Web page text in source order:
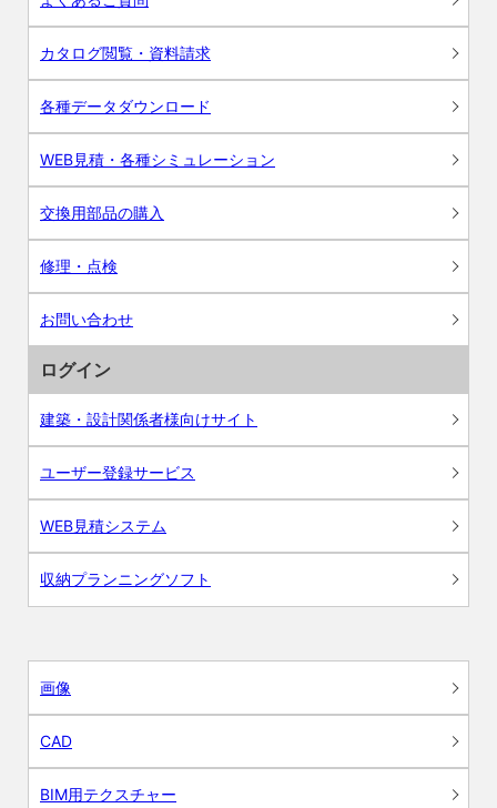
カタログ閲覧・資料請求
各種データダウンロード
WEB見積・各種シミュレーション
交換用部品の購入
修理・点検
お問い合わせ
ログイン
建築・設計関係者様向けサイト
ユーザー登録サービス
WEB見積システム
収納プランニングソフト
画像
CAD
BIM用テクスチャー